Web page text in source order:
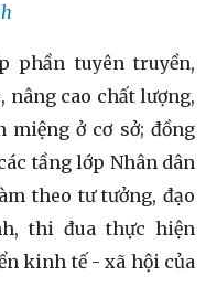
phần tuyên truyền,
nâng cao chất lượng,
miệng ở cơ sở; đồng
tầng lớp Nhân dân
theo tư tưởng, đạo
thi đua thực hiện
kinh tế - xã hội của